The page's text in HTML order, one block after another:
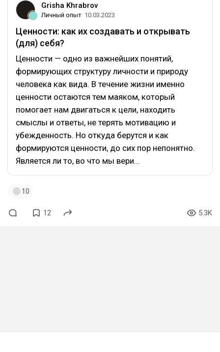
Grisha Khrabrov
Личный опыт 10.03.2023
Ценности: как их создавать и открывать
(для) себя?
Ценности — одно из важнейших понятий,
формирующих структуру личности и природу
человека как вида. В течение жизни именно
ценности остаются тем маяком, который
помогает нам двигаться к цели, находить
смыслы и ответы, не терять мотивацию и
убежденность. Но откуда берутся и как
формируются ценности, до сих пор непонятно.
Является ли то, во что мы вери…
10
12 5.3K